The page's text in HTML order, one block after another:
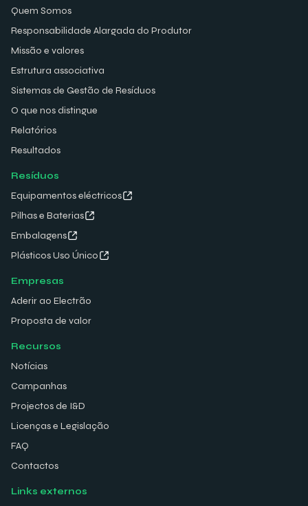
Quem Somos
Responsabilidade Alargada do Produtor
Missão e valores
Estrutura associativa
Sistemas de Gestão de Resíduos
O que nos distingue
Relatórios
Resultados
Resíduos
Equipamentos eléctricos
Pilhas e Baterias
Embalagens
Plásticos Uso Único
Empresas
Aderir ao Electrão
Proposta de valor
Recursos
Notícias
Campanhas
Projectos de I&D
Licenças e Legislação
FAQ
Contactos
Links externos